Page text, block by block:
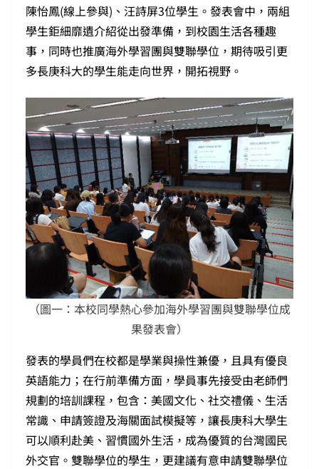
陳怡鳳(線上參與)、汪詩屏3位學生。發表會中，兩組
學生鉅細靡遺介紹從出發準備，到校園生活各種趣
事，同時也推廣海外學習團與雙聯學位，期待吸引更
多長庚科大的學生能走向世界，開拓視野。
（圖一：本校同學熱心參加海外學習團與雙聯學位成
果發表會）
發表的學員們在校都是學業與操性兼優，且具有優良
英語能力；在行前準備方面，學員事先接受由老師們
規劃的培訓課程，包含：美國文化、社交禮儀、生活
常識、申請簽證及海關面試模擬等，讓長庚科大學生
可以順利赴美、習慣國外生活，成為優質的台灣國民
外交官。雙聯學位的學生，更建議有意申請雙聯學位